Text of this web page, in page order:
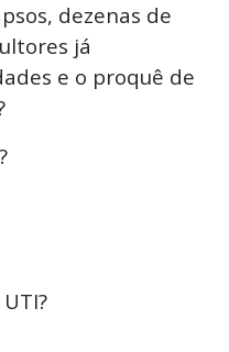
dezenas de
já
e o proquê de